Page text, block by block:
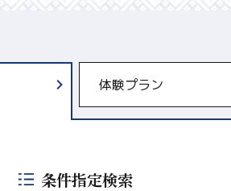
写真ライブラリー
パンフレットダウンロード
運営組織について
Language
体験プラン
条件指定検索